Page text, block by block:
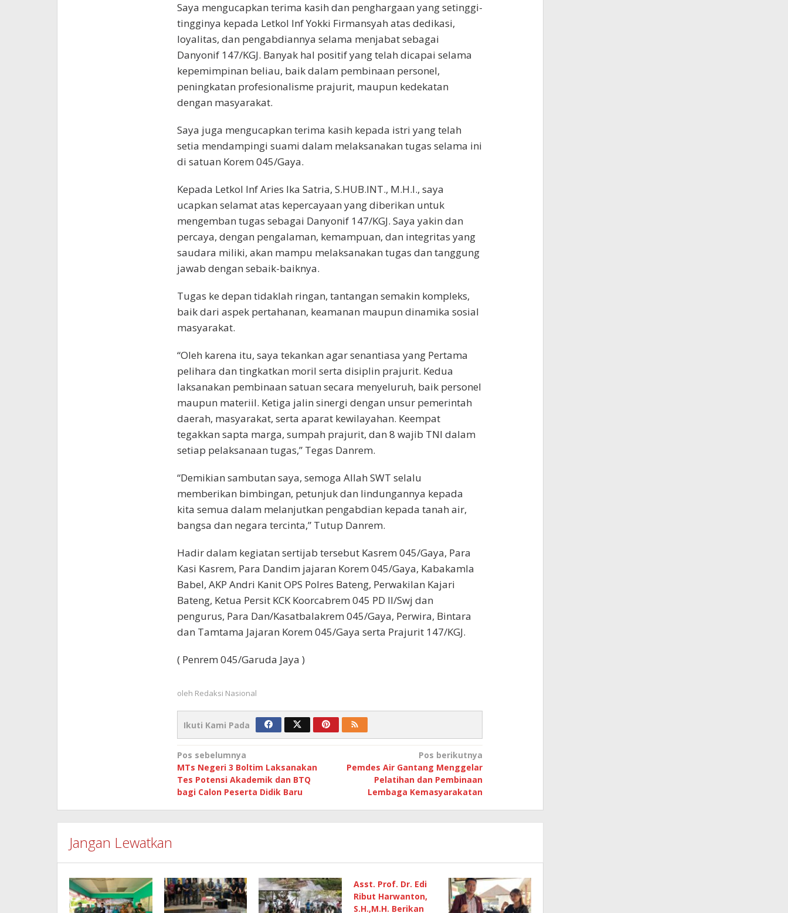
Saya mengucapkan terima kasih dan penghargaan yang setinggi-
tingginya kepada Letkol lnf Yokki Firmansyah atas dedikasi,
loyalitas, dan pengabdiannya selama menjabat sebagai
Danyonif 147/KGJ. Banyak hal positif yang telah dicapai selama
kepemimpinan beliau, baik dalam pembinaan personel,
peningkatan profesionalisme prajurit, maupun kedekatan
dengan masyarakat.
Saya juga mengucapkan terima kasih kepada istri yang telah
setia mendampingi suami dalam melaksanakan tugas selama ini
di satuan Korem 045/Gaya.
Kepada Letkol Inf Aries Ika Satria, S.HUB.INT., M.H.I., saya
ucapkan selamat atas kepercayaan yang diberikan untuk
mengemban tugas sebagai Danyonif 147/KGJ. Saya yakin dan
percaya, dengan pengalaman, kemampuan, dan integritas yang
saudara miliki, akan mampu melaksanakan tugas dan tanggung
jawab dengan sebaik-baiknya.
Tugas ke depan tidaklah ringan, tantangan semakin kompleks,
baik dari aspek pertahanan, keamanan maupun dinamika sosial
masyarakat.
“Oleh karena itu, saya tekankan agar senantiasa yang Pertama
pelihara dan tingkatkan moril serta disiplin prajurit. Kedua
laksanakan pembinaan satuan secara menyeluruh, baik personel
maupun materiil. Ketiga jalin sinergi dengan unsur pemerintah
daerah, masyarakat, serta aparat kewilayahan. Keempat
tegakkan sapta marga, sumpah prajurit, dan 8 wajib TNI dalam
setiap pelaksanaan tugas,” Tegas Danrem.
“Demikian sambutan saya, semoga Allah SWT selalu
memberikan bimbingan, petunjuk dan lindungannya kepada
kita semua dalam melanjutkan pengabdian kepada tanah air,
bangsa dan negara tercinta,” Tutup Danrem.
Hadir dalam kegiatan sertijab tersebut Kasrem 045/Gaya, Para
Kasi Kasrem, Para Dandim jajaran Korem 045/Gaya, Kabakamla
Babel, AKP Andri Kanit OPS Polres Bateng, Perwakilan Kajari
Bateng, Ketua Persit KCK Koorcabrem 045 PD ll/Swj dan
pengurus, Para Dan/Kasatbalakrem 045/Gaya, Perwira, Bintara
dan Tamtama Jajaran Korem 045/Gaya serta Prajurit 147/KGJ.
( Penrem 045/Garuda Jaya )
oleh Redaksi Nasional
Ikuti Kami Pada
Navigasi
pos
Pos sebelumnya
MTs Negeri 3 Boltim Laksanakan
Tes Potensi Akademik dan BTQ
bagi Calon Peserta Didik Baru
Pos berikutnya
Pemdes Air Gantang Menggelar
Pelatihan dan Pembinaan
Lembaga Kemasyarakatan
Jangan Lewatkan
Asst. Prof. Dr. Edi
Ribut Harwanton,
S.H.,M.H. Berikan